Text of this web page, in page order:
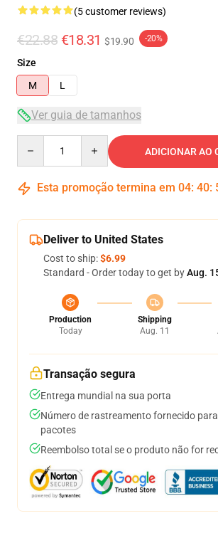
(5 customer reviews)
€22.88 €18.31 $19.90 -20%
Size
M
L
Ver guia de tamanhos
ADICIONAR AO
Esta promoção termina em 04: 40:
Deliver to United States
Cost to ship:$6.99
Standard - Order today to get byAug.
Production
Today
Shipping
Aug. 11
Transação segura
Entrega mundial na sua porta
Número de rastreamento fornecido
pacotes
Reembolso total se o produto não for